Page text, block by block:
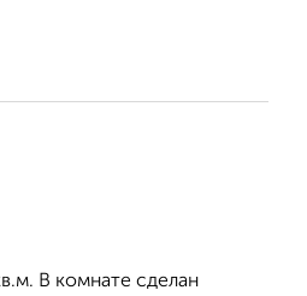
В комнате сделан